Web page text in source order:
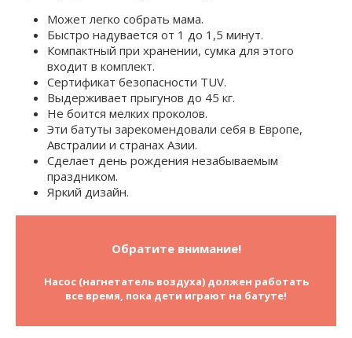
Может легко собрать мама.
Быстро надувается от 1 до 1,5 минут.
Компактный при хранении, сумка для этого
входит в комплект.
Сертификат безопасности TUV.
Выдерживает прыгунов до 45 кг.
Не боится мелких проколов.
Эти батуты зарекомендовали себя в Европе,
Австралии и странах Азии.
Сделает день рождения незабываемым
праздником.
Яркий дизайн.
Обратите внимание!
Насос (нагнетатель воздуха) должен работать
все время, пока дети играют на батуте!